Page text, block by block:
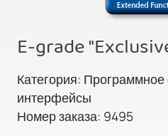
E-grade
Категория: Программное
интерфейсы
Номер заказа: 9495